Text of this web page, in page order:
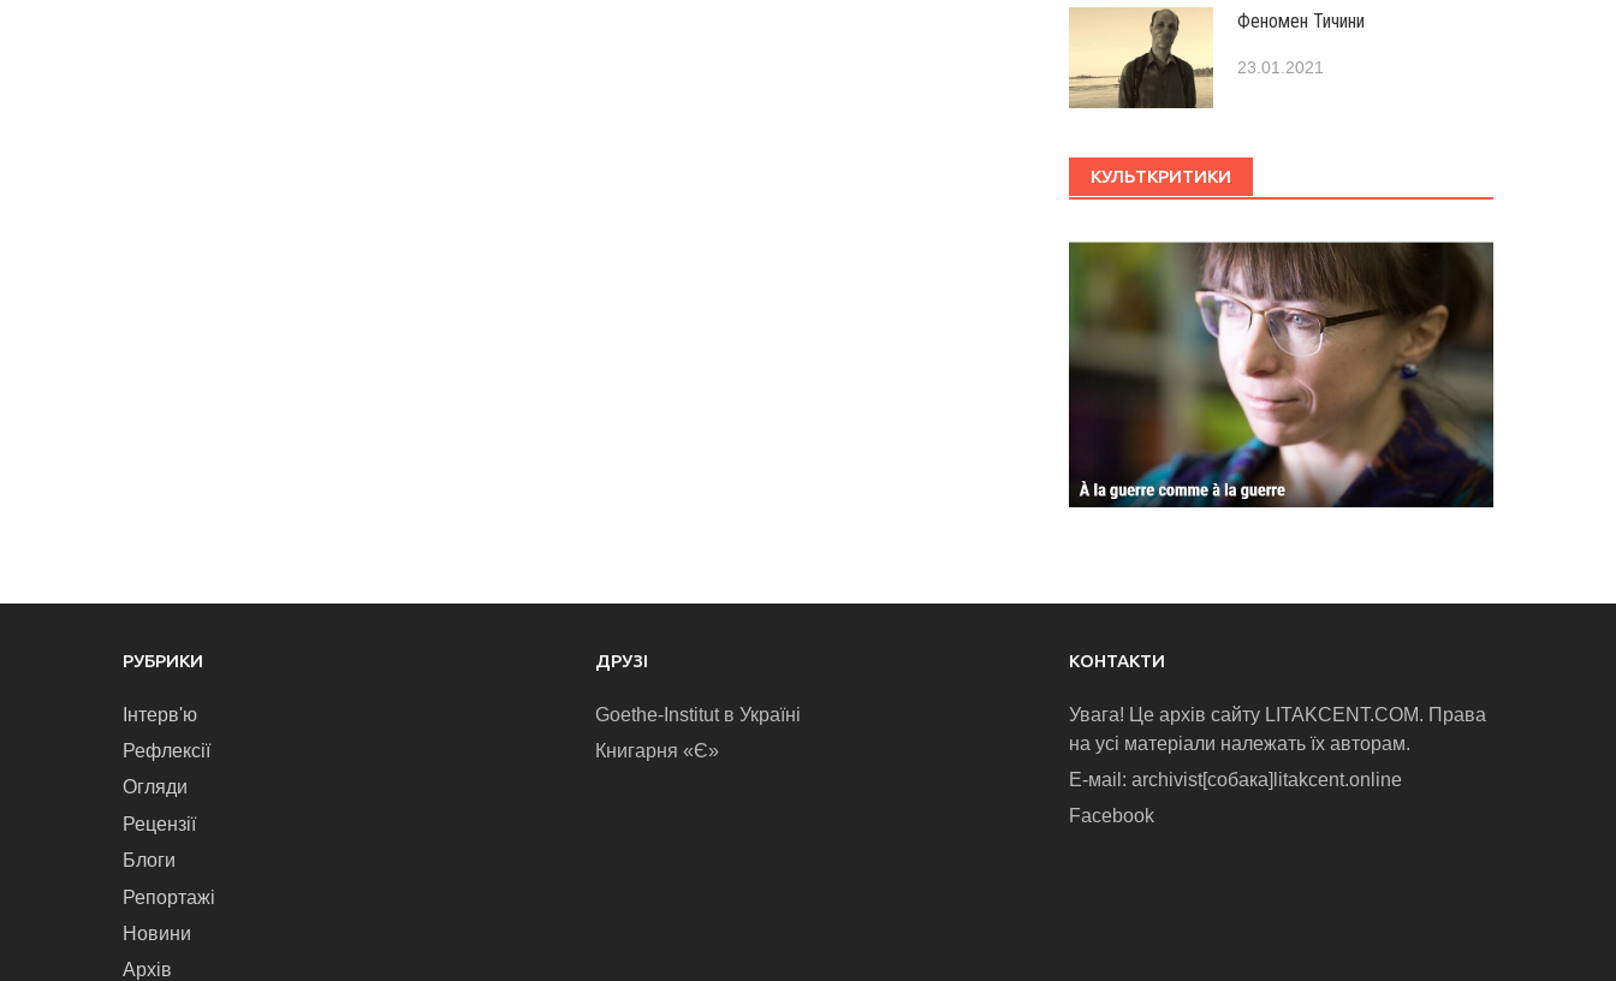
Феномен Тичини
23.01.2021
КУЛЬТКРИТИКИ
РУБРИКИ
Інтерв'ю
Рефлексії
Огляди
Рецензії
Блоги
Репортажі
Новини
Архів
ДРУЗІ
Goethe-Institut в Україні
Книгарня «Є»
КОНТАКТИ
Увага! Це архів сайту LITAKCENT.COM. Права
на усі матеріали належать їх авторам.
E-маіl: archivist[собака]litakcent.online
Facebook